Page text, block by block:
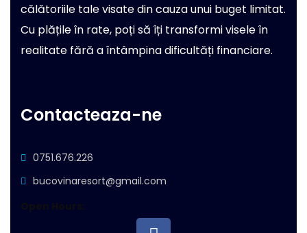
călătoriile tale visate din cauza unui buget limitat.
Cu plățile în rate, poți să îți transformi visele în
realitate fără a întâmpina dificultăți financiare.
Contacteaza-ne
0751.676.226
bucovinaresort@gmail.com
Open Hours: